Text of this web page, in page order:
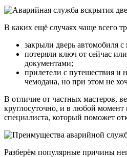
В каких ещё случаях чаще всего
закрыли дверь автомобиля
потеряли ключ от сейчас
документами;
прилетели с путешествия и
чемодана, но при этом не
В отличие от частных мастеров,
круглосуточно, и в любой момент
специалиста, который поможет
Разберём популярные причины